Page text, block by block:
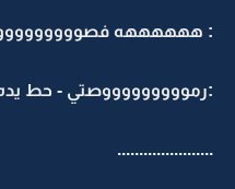
: ههههههه
:رموووووووووصتي - حط
......................